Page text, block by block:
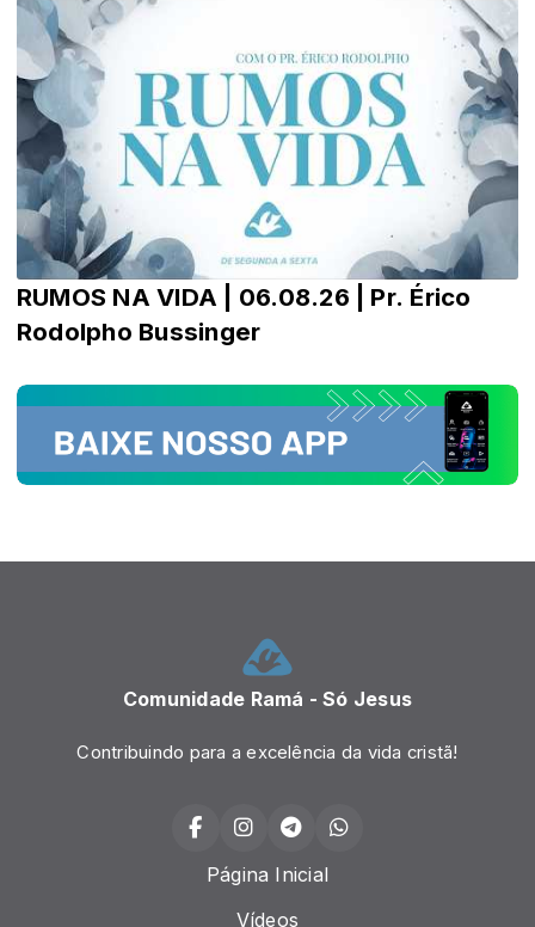
RUMOS NA VIDA | 06.08.26 | Pr. Érico
Rodolpho Bussinger
Comunidade Ramá - Só Jesus
Contribuindo para a excelência da vida cristã!
Página Inicial
Vídeos